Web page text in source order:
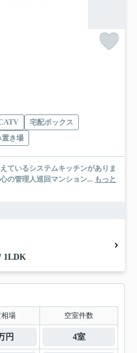
宅配ボックス
置き場
ているシステムキッチンがありま
の管理人巡回マンション... もっと
1LDK
場 空室件数
円 4室